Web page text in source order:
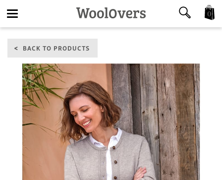
navigation
0
BACK TO PRODUCTS